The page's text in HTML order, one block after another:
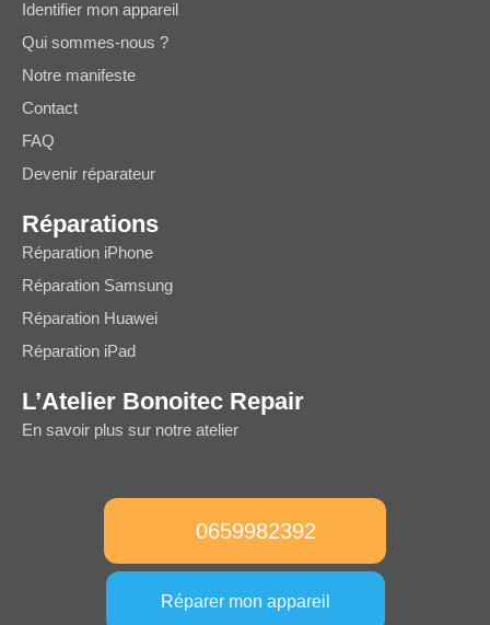
Identifier mon appareil
Qui sommes-nous ?
Notre manifeste
Contact
FAQ
Devenir réparateur
Réparations
Réparation iPhone
Réparation Samsung
Réparation Huawei
Réparation iPad
L’Atelier Bonoitec Repair
En savoir plus sur notre atelier
0659982392
Réparer mon appareil